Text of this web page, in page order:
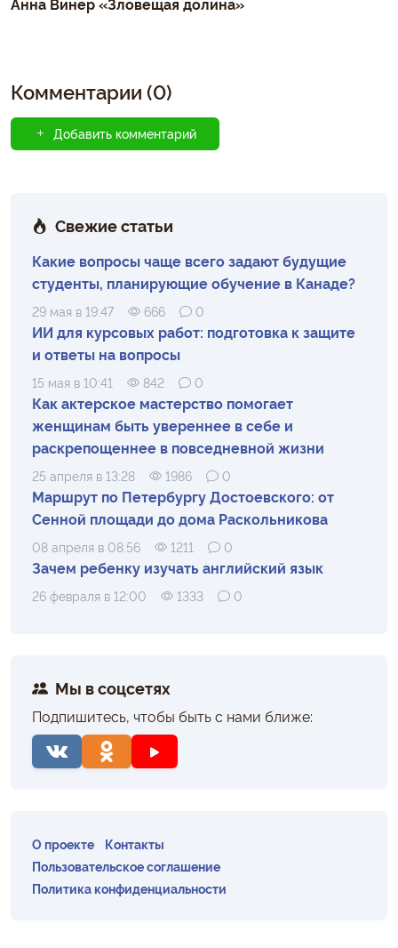
Комментарии (0)
Добавить комментарий
Свежие статьи
Какие вопросы чаще всего задают будущие
студенты, планирующие обучение в Канаде?
29 мая в 19:47 666 0
ИИ для курсовых работ: подготовка к защите
и ответы на вопросы
15 мая в 10:41 842 0
Как актерское мастерство помогает
женщинам быть увереннее в себе и
раскрепощеннее в повседневной жизни
25 апреля в 13:28 1986 0
Маршрут по Петербургу Достоевского: от
Сенной площади до дома Раскольникова
08 апреля в 08:56 1211 0
Зачем ребенку изучать английский язык
26 февраля в 12:00 1333 0
Мы в соцсетях
Подпишитесь, чтобы быть с нами ближе:
О проекте
Контакты
Пользовательское соглашение
Политика конфиденциальности